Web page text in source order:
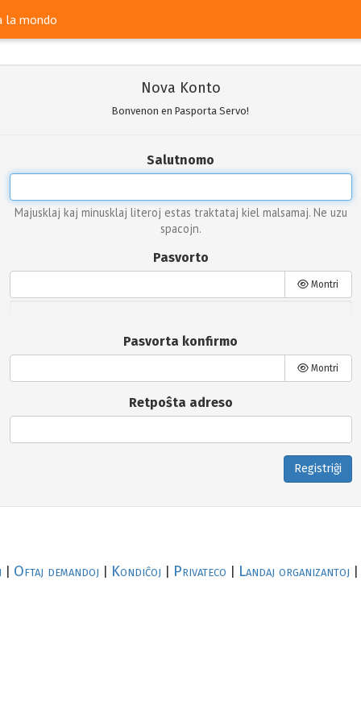
la mondo
Nova Konto
Bonvenon en Pasporta Servo!
Salutnomo
Majusklaj kaj minusklaj literoj estas traktataj kiel malsamaj. Ne uzu
spacojn.
Pasvorto
Montri
Pasvorta konfirmo
Montri
Retpoŝta adreso
Registriĝi
Oftaj demandoj Kondiĉoj Privateco Landaj organizantoj